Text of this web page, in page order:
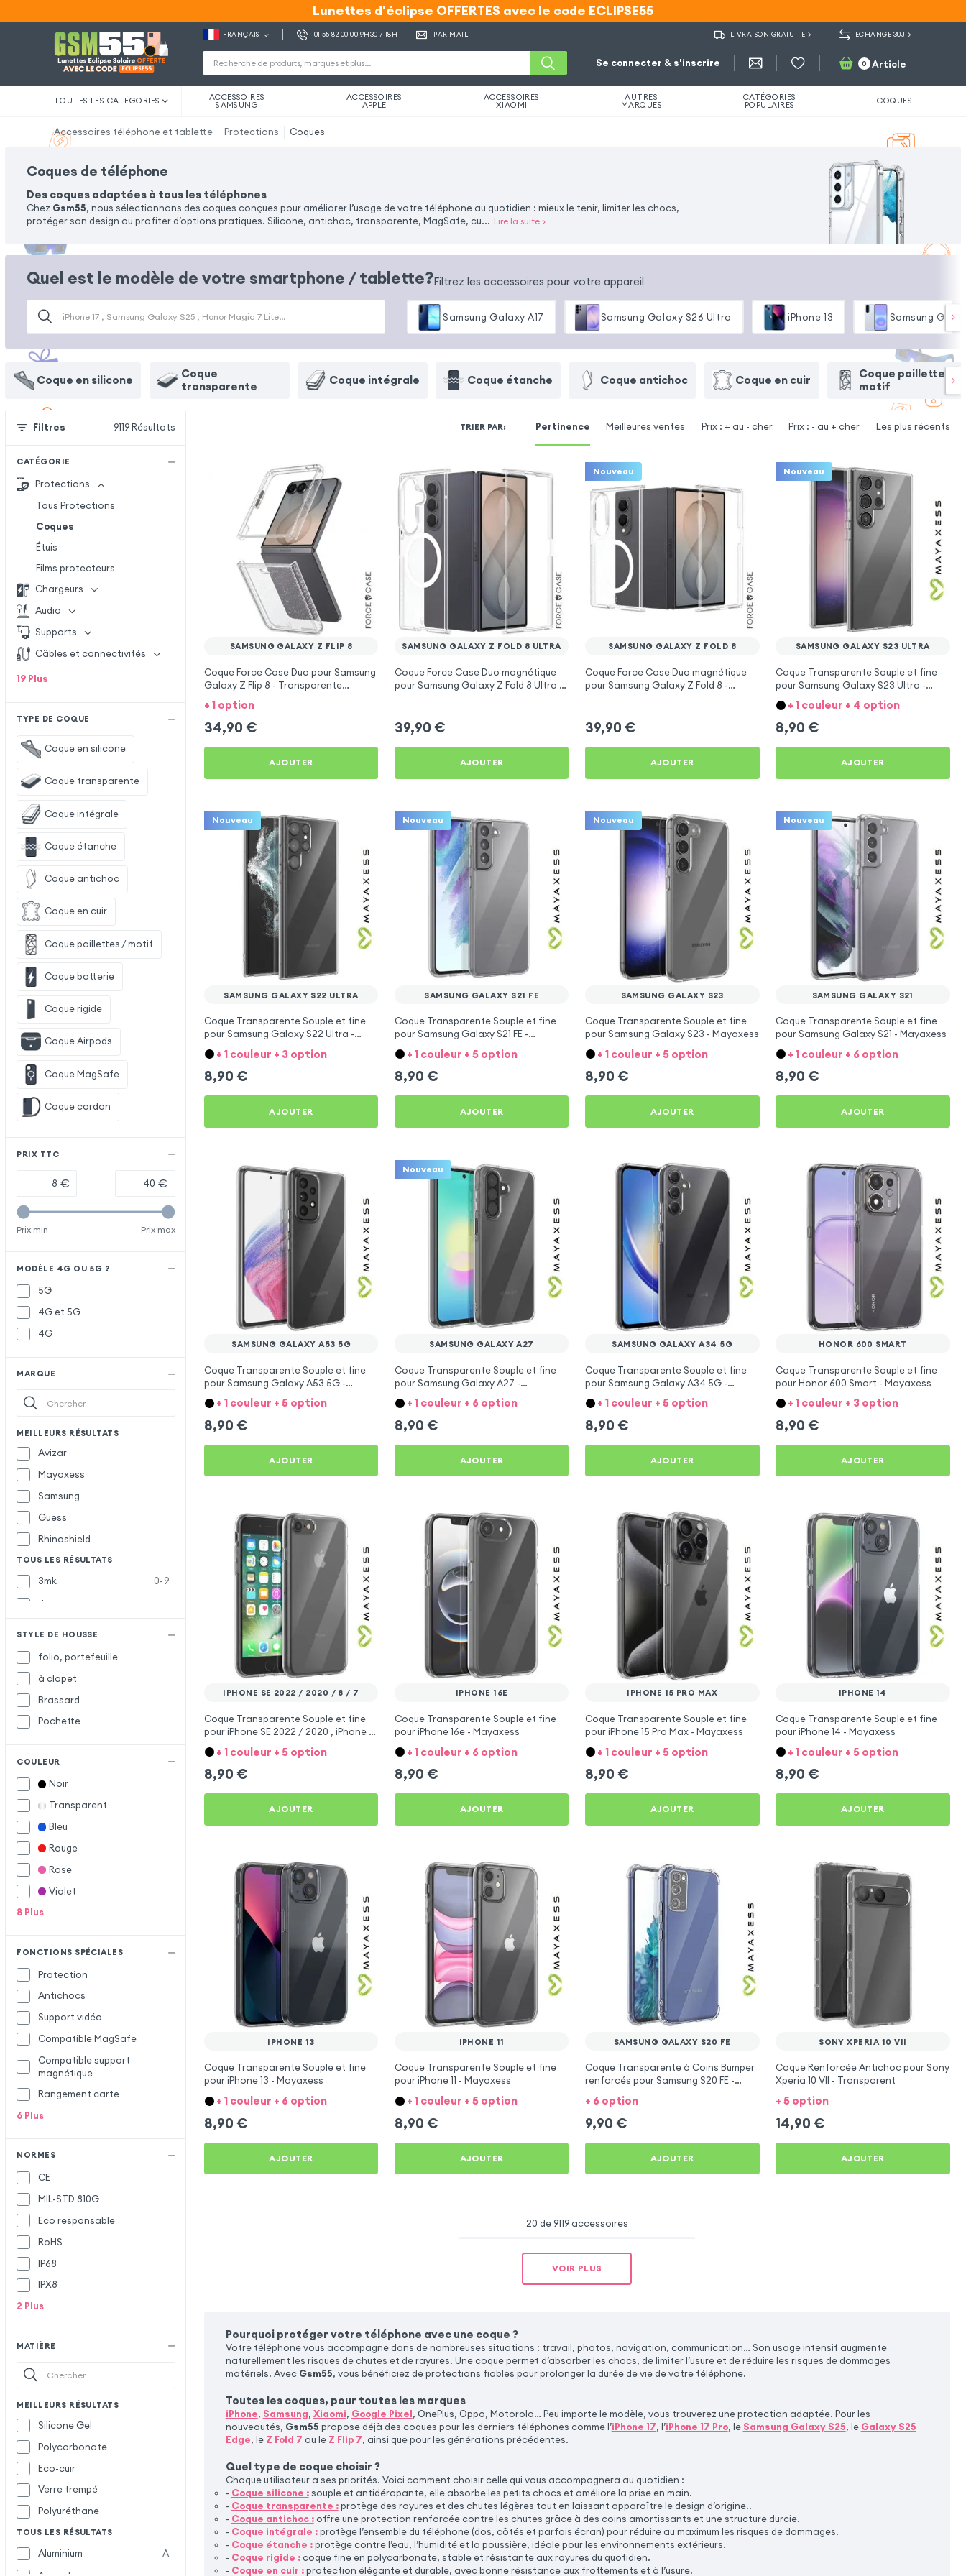
Lunettes d'éclipse OFFERTES avec le code ECLIPSE55
Lunettes d'éclipse OFFERTES avec le code ECLIPSE55
FRANÇAIS 01 55 82 00 00 9H30 / 18H PAR MAIL LIVRAISON GRATUITE ECHANGE 30J
Se connecter & s'inscrire 0 Article
TOUTES LES CATÉGORIES ACCESSOIRES
SAMSUNG
ACCESSOIRES
APPLE
ACCESSOIRES
XIAOMI
AUTRES
MARQUES
CATÉGORIES
POPULAIRES COQUES
Accessoires téléphone et tablette Protections Coques
Coques de téléphone
Des coques adaptées à tous les téléphones
Chez Gsm55, nous sélectionnons des coques conçues pour améliorer l’usage de votre téléphone au quotidien : mieux le tenir, limiter les chocs,
protéger son design ou profiter d’options pratiques. Silicone, antichoc, transparente, MagSafe, cu... Lire la suite>
Quel est le modèle de votre smartphone / tablette?Filtrez les accessoires pour votre appareil
Samsung Galaxy A17 Samsung Galaxy S26 Ultra iPhone 13 Samsung
Coque en silicone
Coque
transparente
Coque intégrale Coque étanche Coque antichoc Coque en cuir
Coque paillettes /
motif
Filtres 9119 Résultats
CATÉGORIE
Protections
Tous Protections
Coques
Étuis
Films protecteurs
Chargeurs
Audio
Supports
Câbles et connectivités
19 Plus
TYPE DE COQUE
Coque en silicone
Coque transparente
Coque intégrale
Coque étanche
Coque antichoc
Coque en cuir
Coque paillettes / motif
Coque batterie
Coque rigide
Coque Airpods
Coque MagSafe
Coque cordon
PRIX TTC
€ €
Prix min Prix max
MODÈLE 4G OU 5G ?
5G
4G et 5G
4G
MARQUE
MEILLEURS RÉSULTATS
Avizar
Mayaxess
Samsung
Guess
Rhinoshield
TOUS LES RÉSULTATS
3mk
0-9
4smarts
Belkin
Bigben
BMW
Burga
CASE MATE
Clappio
Cygnett
Decoded
Diesel
Doro
Dux Ducis
Enkay
Enviro
Façonnable
Fairphone
Ferrari
Forcell
Google
Huawei
I-Blason
iDeal of Sweden
iMak
Incase
Ipaky
Just Green
Karl Lagerfeld
Love Mei
Made for Xiaomi
Melkco
Mercedes
Mercury
MOFI
Moxie
STYLE DE HOUSSE
folio, portefeuille
à clapet
Brassard
Pochette
COULEUR
Noir
Transparent
Bleu
Rouge
Rose
Violet
8 Plus
FONCTIONS SPÉCIALES
Protection
Antichocs
Support vidéo
Compatible MagSafe
Compatible support
magnétique
Rangement carte
6 Plus
NORMES
CE
MIL-STD 810G
Eco responsable
RoHS
IP68
IPX8
2 Plus
MATIÈRE
MEILLEURS RÉSULTATS
Silicone Gel
Polycarbonate
Eco-cuir
Verre trempé
Polyuréthane
TOUS LES RÉSULTATS
Aluminium
A
TRIER PAR: Pertinence Meilleures ventes Prix : + au - cher Prix : - au + cher Les plus récents
SAMSUNG GALAXY Z FLIP 8
Coque Force Case Duo pour Samsung
Galaxy Z Flip 8 - Transparente
Pailletée
+ 1 option
34,90 €
AJOUTER
SAMSUNG GALAXY Z FOLD 8 ULTRA
Coque Force Case Duo magnétique
pour Samsung Galaxy Z Fold 8 Ultra -
39,90 €
AJOUTER
Nouveau
SAMSUNG GALAXY Z FOLD 8
Coque Force Case Duo magnétique
pour Samsung Galaxy Z Fold 8 -
39,90 €
AJOUTER
Nouveau
SAMSUNG GALAXY S23 ULTRA
Coque Transparente Souple et fine
pour Samsung Galaxy S23 Ultra -
Mayaxess
+ 1 couleur + 4 option
8,90 €
AJOUTER
Nouveau
SAMSUNG GALAXY S22 ULTRA
Coque Transparente Souple et fine
pour Samsung Galaxy S22 Ultra -
Mayaxess
+ 1 couleur + 3 option
8,90 €
AJOUTER
Nouveau
SAMSUNG GALAXY S21 FE
Coque Transparente Souple et fine
pour Samsung Galaxy S21 FE -
Mayaxess
+ 1 couleur + 5 option
8,90 €
AJOUTER
Nouveau
SAMSUNG GALAXY S23
Coque Transparente Souple et fine
pour Samsung Galaxy S23 - Mayaxess
+ 1 couleur + 5 option
8,90 €
AJOUTER
Nouveau
SAMSUNG GALAXY S21
Coque Transparente Souple et fine
pour Samsung Galaxy S21 - Mayaxess
+ 1 couleur + 6 option
8,90 €
AJOUTER
SAMSUNG GALAXY A53 5G
Coque Transparente Souple et fine
pour Samsung Galaxy A53 5G -
Mayaxess
+ 1 couleur + 5 option
8,90 €
AJOUTER
Nouveau
SAMSUNG GALAXY A27
Coque Transparente Souple et fine
pour Samsung Galaxy A27 -
Mayaxess
+ 1 couleur + 6 option
8,90 €
AJOUTER
SAMSUNG GALAXY A34 5G
Coque Transparente Souple et fine
pour Samsung Galaxy A34 5G -
Mayaxess
+ 1 couleur + 5 option
8,90 €
AJOUTER
HONOR 600 SMART
Coque Transparente Souple et fine
pour Honor 600 Smart - Mayaxess
+ 1 couleur + 3 option
8,90 €
AJOUTER
IPHONE SE 2022 / 2020 / 8 / 7
Coque Transparente Souple et fine
pour iPhone SE 2022 / 2020 , iPhone 8
/ 7 - Mayaxess
+ 1 couleur + 5 option
8,90 €
AJOUTER
IPHONE 16E
Coque Transparente Souple et fine
pour iPhone 16e - Mayaxess
+ 1 couleur + 6 option
8,90 €
AJOUTER
IPHONE 15 PRO MAX
Coque Transparente Souple et fine
pour iPhone 15 Pro Max - Mayaxess
+ 1 couleur + 5 option
8,90 €
AJOUTER
IPHONE 14
Coque Transparente Souple et fine
pour iPhone 14 - Mayaxess
+ 1 couleur + 5 option
8,90 €
AJOUTER
IPHONE 13
Coque Transparente Souple et fine
pour iPhone 13 - Mayaxess
+ 1 couleur + 6 option
8,90 €
AJOUTER
IPHONE 11
Coque Transparente Souple et fine
pour iPhone 11 - Mayaxess
+ 1 couleur + 5 option
8,90 €
AJOUTER
SAMSUNG GALAXY S20 FE
Coque Transparente à Coins Bumper
renforcés pour Samsung S20 FE -
Mayaxess
+ 6 option
9,90 €
AJOUTER
SONY XPERIA 10 VII
Coque Renforcée Antichoc pour Sony
Xperia 10 VII - Transparent
+ 5 option
14,90 €
AJOUTER
20 de 9119 accessoires
VOIR PLUS
Pourquoi protéger votre téléphone avec une coque ?
Votre téléphone vous accompagne dans de nombreuses situations : travail, photos, navigation, communication… Son usage intensif augmente
naturellement les risques de chutes et de rayures. Une coque permet d’absorber les chocs, de limiter l’usure et de réduire les risques de dommages
matériels. Avec Gsm55, vous bénéficiez de protections fiables pour prolonger la durée de vie de votre téléphone.
Toutes les coques, pour toutes les marques
iPhone, Samsung, Xiaomi, Google Pixel, OnePlus, Oppo, Motorola… Peu importe le modèle, vous trouverez une protection adaptée. Pour les
nouveautés, Gsm55 propose déjà des coques pour les derniers téléphones comme l’iPhone 17, l’iPhone 17 Pro, le Samsung Galaxy S25, le Galaxy S25
Edge, le Z Fold 7 ou le Z Flip 7, ainsi que pour les générations précédentes.
Quel type de coque choisir ?
Chaque utilisateur a ses priorités. Voici comment choisir celle qui vous accompagnera au quotidien :
- Coque silicone :souple et antidérapante, elle absorbe les petits chocs et améliore la prise en main.
- Coque transparente :protège des rayures et des chutes légères tout en laissant apparaître le design d’origine..
- Coque antichoc :offre une protection renforcée contre les chutes grâce à des coins amortissants et une structure durcie.
- Coque intégrale :protège l’ensemble du téléphone (dos, côtés et parfois écran) pour réduire au maximum les risques de dommages.
- Coque étanche :protège contre l’eau, l’humidité et la poussière, idéale pour les environnements extérieurs.
- Coque rigide :coque fine en polycarbonate, stable et résistante aux rayures du quotidien.
- Coque en cuir :protection élégante et durable, avec bonne résistance aux frottements et à l’usure.